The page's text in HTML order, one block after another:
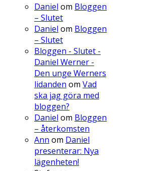
Daniel om Bloggen
– Slutet
Daniel om Bloggen
– Slutet
Bloggen - Slutet -
Daniel Werner -
Den unge Werners
lidanden om Vad
ska jag göra med
bloggen?
Daniel om Bloggen
– återkomsten
Ann om Daniel
presenterar: Nya
lägenheten!